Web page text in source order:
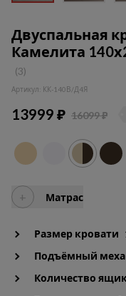
Двуспальная
Камелита
(3)
Артикул: КК-140В/Д4Я
13999 ₽ 16099 ₽
Размер кровати
Подъёмный
Количество
+ Матрас